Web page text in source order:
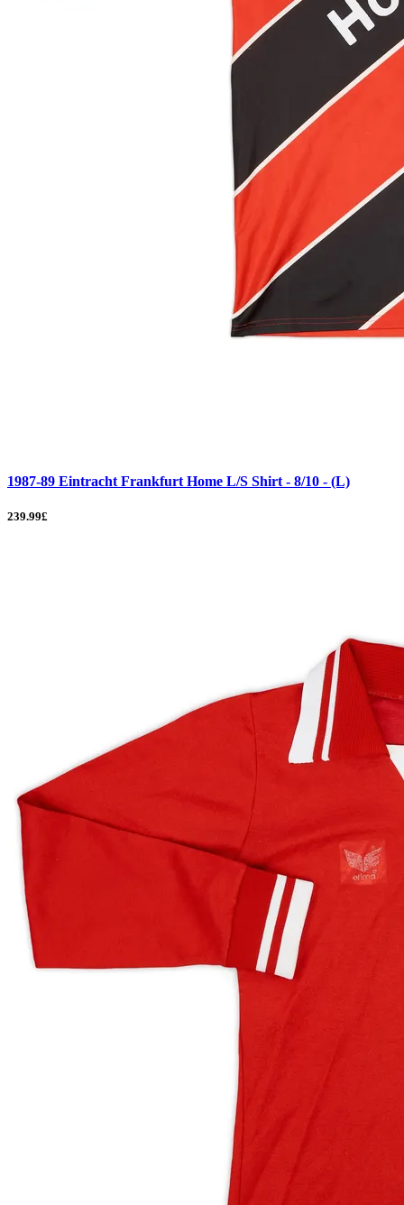
1987-89 Eintracht Frankfurt Home L/S Shirt - 8/10 - (L)
239.99£